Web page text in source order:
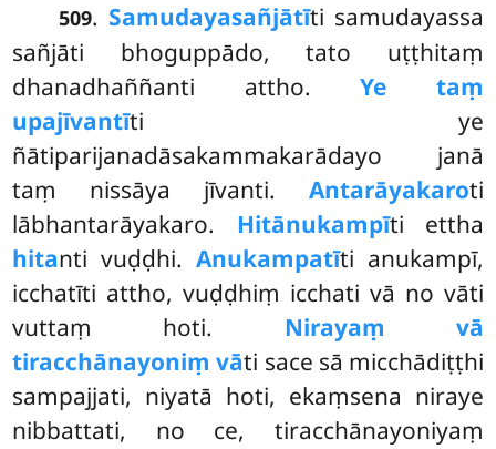
509. Samudayasañjātīti samudayassa
sañjāti bhoguppādo, tato uṭṭhitaṃ
dhanadhaññanti attho.Ye taṃ
upajīvantīti ye
ñātiparijanadāsakammakarādayo janā
taṃ nissāya jīvanti. Antarāyakaroti
lābhantarāyakaro. Hitānukampīti ettha
hitanti vuḍḍhi. Anukampatīti anukampī,
icchatīti attho, vuḍḍhiṃ icchati vā no vāti
vuttaṃ hoti. Nirayaṃ vā
tiracchānayoniṃ vāti sace sā micchādiṭṭhi
sampajjati, niyatā hoti, ekaṃsena niraye
nibbattati, no ce, tiracchānayoniyaṃ